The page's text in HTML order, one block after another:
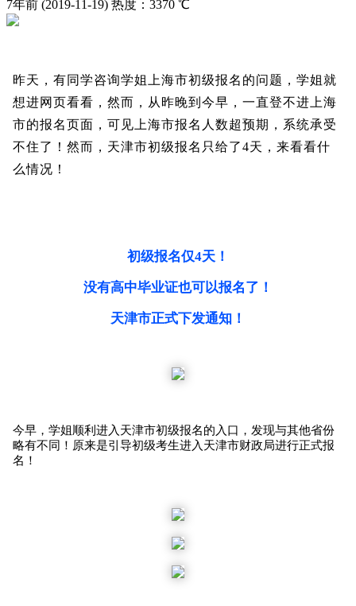
7年前 (2019-11-19) 热度：3370 ℃
昨天，有同学咨询学姐上海市初级报名的问题，学姐就
想进网页看看，然而，从昨晚到今早，一直登不进上海
市的报名页面，可见上海市报名人数超预期，系统承受
不住了！然而，天津市初级报名只给了4天，来看看什
么情况！
初级报名仅4天！
没有高中毕业证也可以报名了！
天津市正式下发通知！
今早，学姐顺利进入天津市初级报名的入口，发现与其他省份
略有不同！原来是引导初级考生进入天津市财政局进行正式报
名！